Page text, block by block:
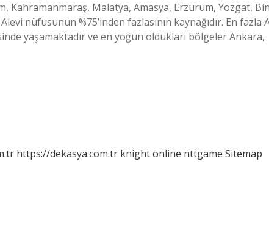
Kahramanmaraş, Malatya, Amasya, Erzurum, Yozgat,
nüfusunun %75’inden fazlasının kaynağıdır. En fazla
yaşamaktadır ve en yoğun oldukları bölgeler Ankara,
https://dekasya.com.tr knight online nttgame Sitemap